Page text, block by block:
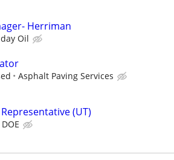
Herriman
Oil
Asphalt Paving Services
(UT)